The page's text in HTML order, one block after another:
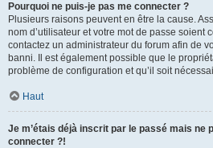
Pourquoi ne puis-je pas me connecter ?
Plusieurs raisons peuvent en être la cause.
nom d’utilisateur et votre mot de passe soient
contactez un administrateur du forum afin de
banni. Il est également possible que le
problème de configuration et qu’il soit
Haut
Je m’étais déjà inscrit par le passé mais ne
connecter ?!